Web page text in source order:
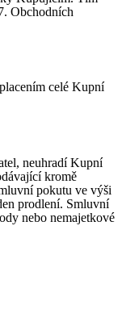
Obchodních
celé Kupní
neuhradí Kupní
kromě
pokutu ve výši
prodlení. Smluvní
nebo nemajetkové